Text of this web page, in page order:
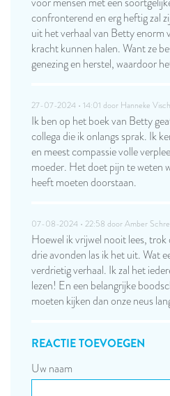
confronterend en erg heftig zal
uit het verhaal van Betty enorm
kracht kunnen halen. Want ze
genezing en herstel, waardoor
27-07-2024 • 14:01 door Hanneke
Ik ben op het boek van Betty
collega die ik onlangs sprak. Ik
en meest compassie volle
moeder. Het doet pijn te weten
heeft moeten doorstaan.
07-08-2024 • 22:58 doorAmber
Hoewel ik vrijwel nooit lees,
drie avonden las ik het uit. Wat
verdrietig verhaal. Ik zal het
lezen! En een belangrijke
moeten kijken dan onze neus
REACTIE TOEVOEGEN
Uw naam